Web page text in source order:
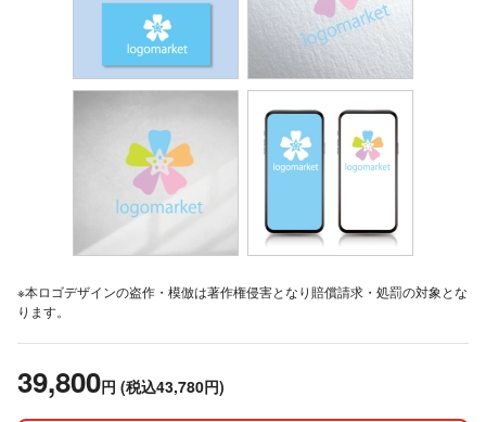
※本ロゴデザインの盗作・模倣は著作権侵害となり賠償請求・処罰の対象とな
ります。
39,800円 (税込43,780円)